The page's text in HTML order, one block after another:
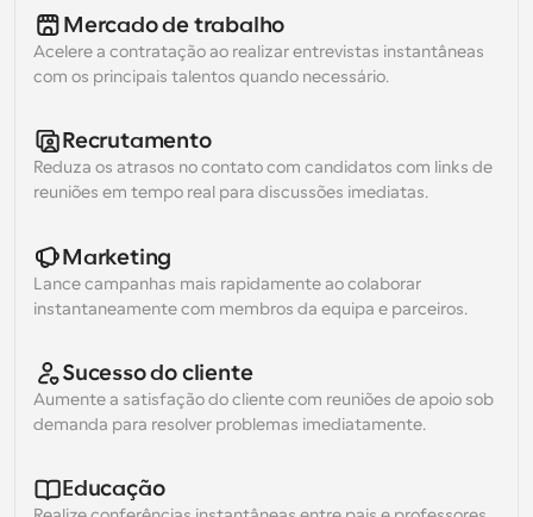
Mercado de trabalho
Acelere a contratação ao realizar entrevistas instantâneas
com os principais talentos quando necessário.
Recrutamento
Reduza os atrasos no contato com candidatos com links de
reuniões em tempo real para discussões imediatas.
Marketing
Lance campanhas mais rapidamente ao colaborar
instantaneamente com membros da equipa e parceiros.
Sucesso do cliente
Aumente a satisfação do cliente com reuniões de apoio sob
demanda para resolver problemas imediatamente.
Educação